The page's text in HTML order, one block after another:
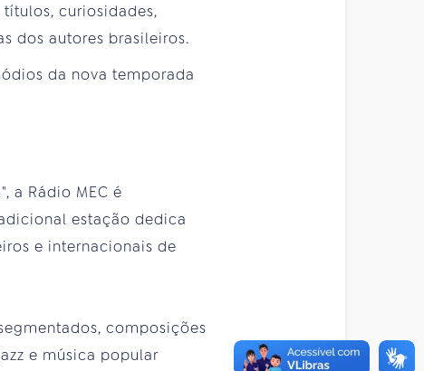
curiosidades,
dos autores brasileiros.
da nova temporada
a Rádio MEC é
estação dedica
e internacionais de
composições
e música popular